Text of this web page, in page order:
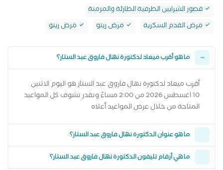
قصور الشرايين الطرفية الطارئة والمزمنة
مرض القدم السكرية
مرض رينو مرض رينو
ما هو أقرب ميعاد لدكتورة نهال فاروق عبد الستار؟
أقرب ميعاد لدكتورة نهال فاروق عبد الستار هو اليوم الاثنين
10 اغسطس 2026 من 2:00 مساءً وتقدر تشوف كل المواعيد
المتاحة من خلال عرض المواعيد أعلاه
ما هو عنوان الدكتورة نهال فاروق عبد الستار؟
ما هي أرقام تليفون الدكتورة نهال فاروق عبد الستار؟